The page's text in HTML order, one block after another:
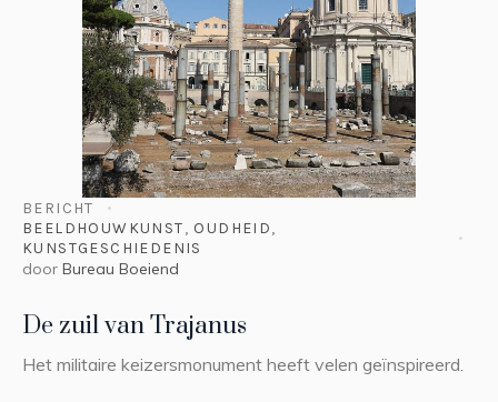
BERICHT
BEELDHOUWKUNST, OUDHEID,
KUNSTGESCHIEDENIS
door Bureau Boeiend
De zuil van Trajanus
Het militaire keizersmonument heeft velen geïnspireerd.